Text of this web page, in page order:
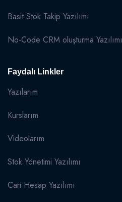
Basit Stok Takip Yazılımı
No-Code CRM oluşturma Yazılımı
Faydalı Linkler
Yazılarım
Kurslarım
Videolarım
Stok Yönetimi Yazılımı
Cari Hesap Yazılımı